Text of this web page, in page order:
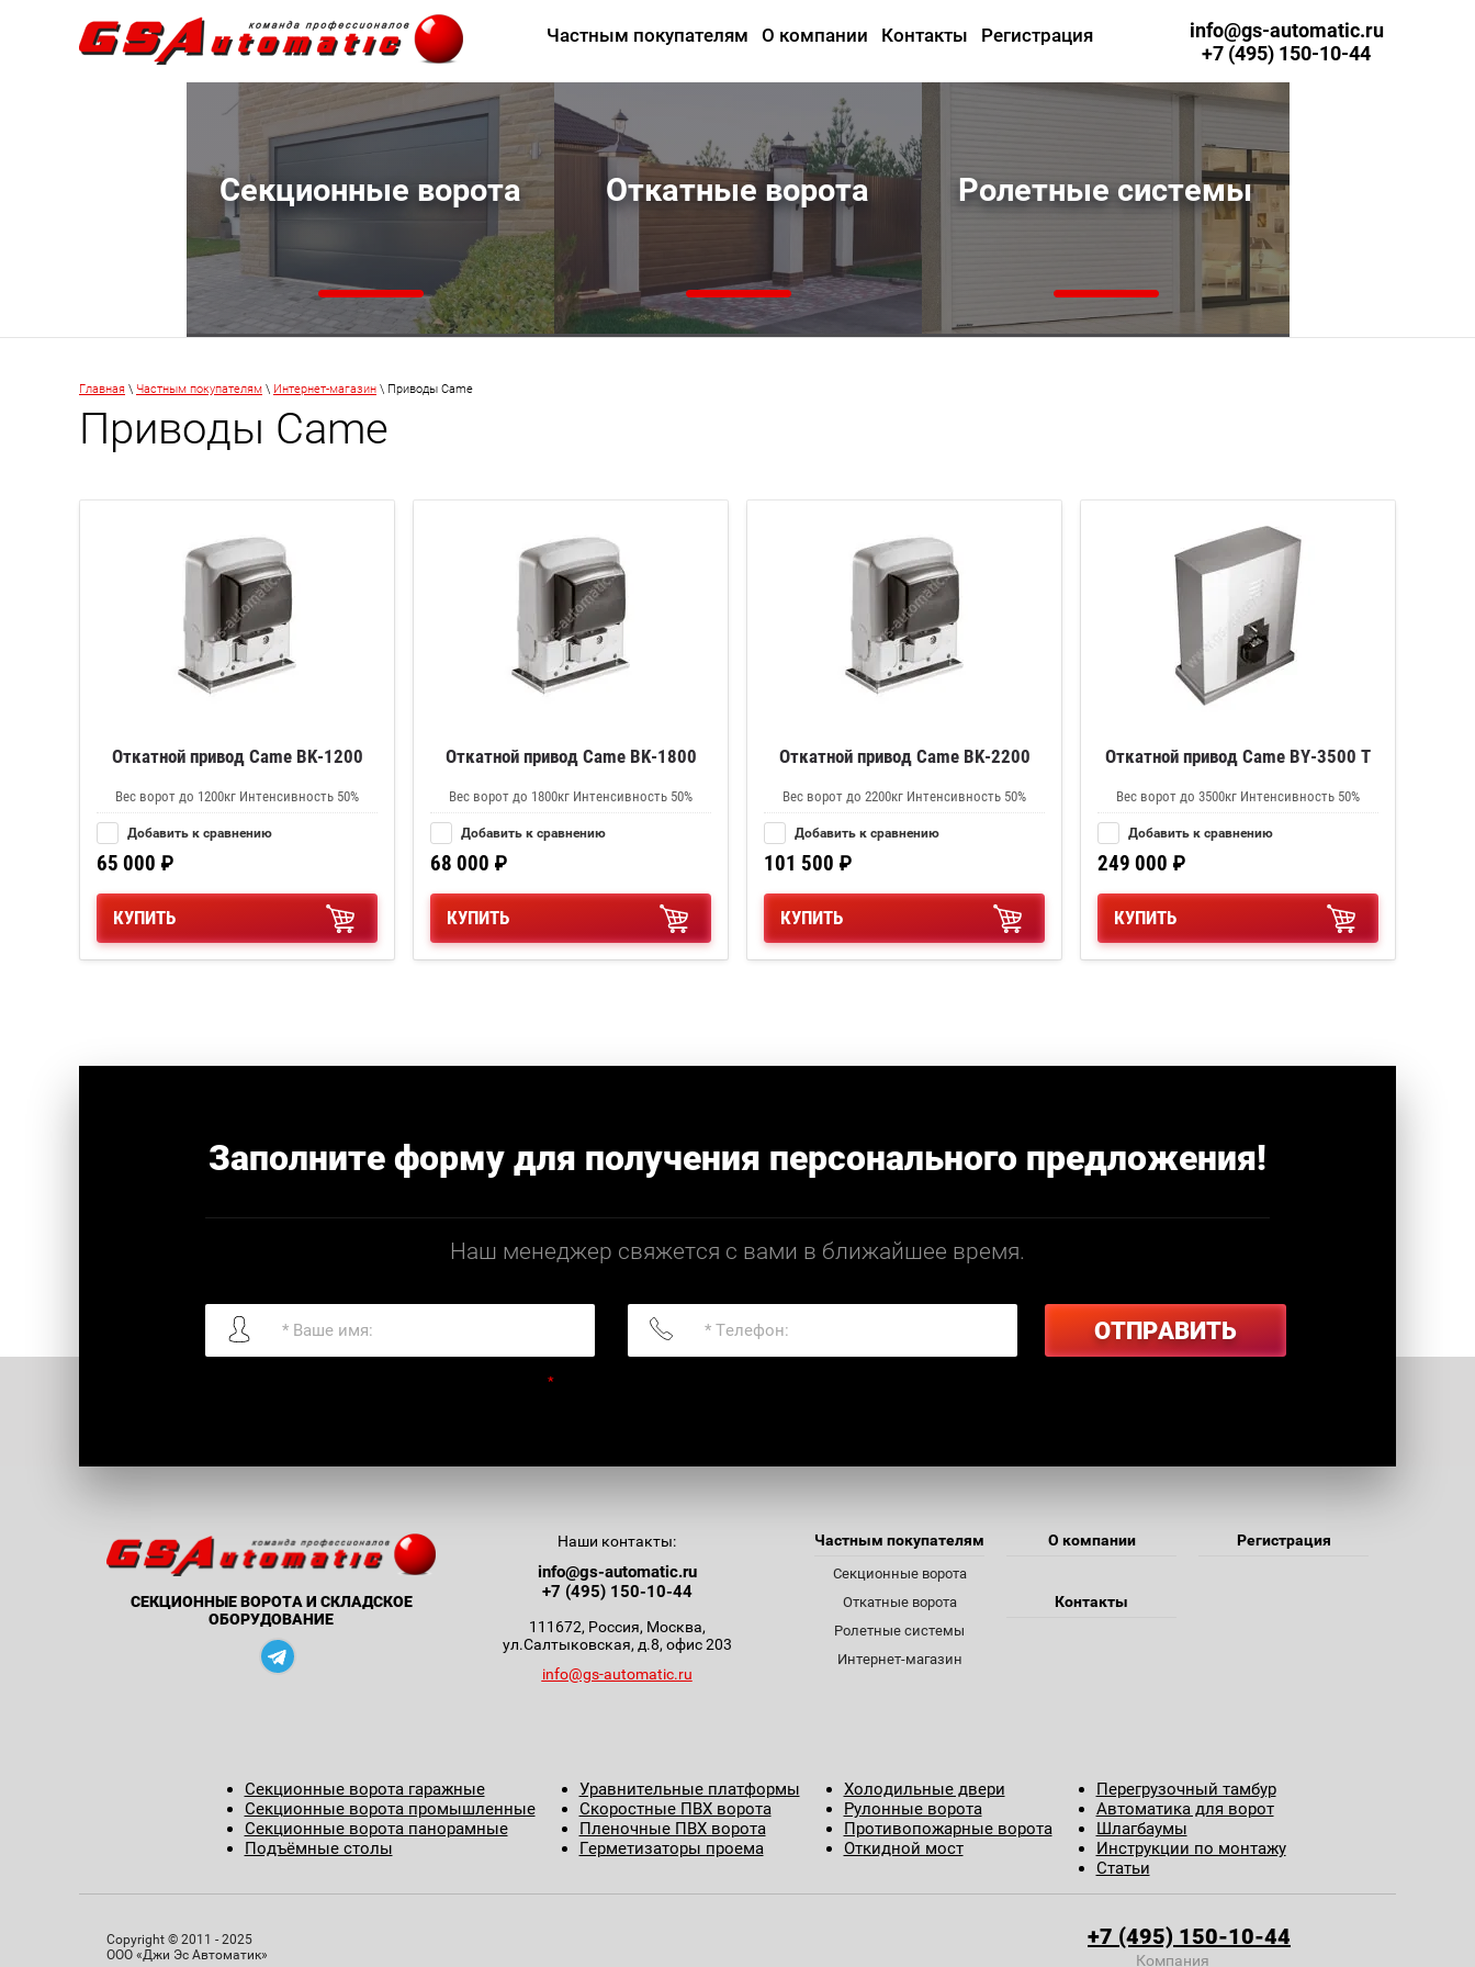
Частным покупателям О компании Контакты Регистрация
info@gs-automatic.ru
+7 (495) 150-10-44
Секционные ворота Откатные ворота Ролетные системы
Главная \ Частным покупателям \ Интернет-магазин \ Приводы Came
Приводы Came
Откатной привод Came BK-1200
Вес ворот до 1200кг Интенсивность 50%
Добавить к сравнению
65 000 ₽
КУПИТЬ
Откатной привод Came BK-1800
Вес ворот до 1800кг Интенсивность 50%
Добавить к сравнению
68 000 ₽
КУПИТЬ
Откатной привод Came BK-2200
Вес ворот до 2200кг Интенсивность 50%
Добавить к сравнению
101 500 ₽
КУПИТЬ
Откатной привод Came BY-3500 T
Вес ворот до 3500кг Интенсивность 50%
Добавить к сравнению
249 000 ₽
КУПИТЬ
Заполните форму для получения персонального предложения!
Наш менеджер свяжется с вами в ближайшее время.
ОТПРАВИТЬ
*
СЕКЦИОННЫЕ ВОРОТА И СКЛАДСКОЕ
ОБОРУДОВАНИЕ
Наши контакты:
info@gs-automatic.ru
+7 (495) 150-10-44
111672, Россия, Москва,
ул.Салтыковская, д.8, офис 203
info@gs-automatic.ru
Частным покупателям
Секционные ворота
Откатные ворота
Ролетные системы
Интернет-магазин
О компании
Контакты
Регистрация
Секционные ворота гаражные
Секционные ворота промышленные
Секционные ворота панорамные
Подъёмные столы
Уравнительные платформы
Скоростные ПВХ ворота
Пленочные ПВХ ворота
Герметизаторы проема
Холодильные двери
Рулонные ворота
Противопожарные ворота
Откидной мост
Перегрузочный тамбур
Автоматика для ворот
Шлагбаумы
Инструкции по монтажу
Статьи
Copyright © 2011 - 2025
ООО «Джи Эс Автоматик»
+7 (495) 150-10-44
Компания